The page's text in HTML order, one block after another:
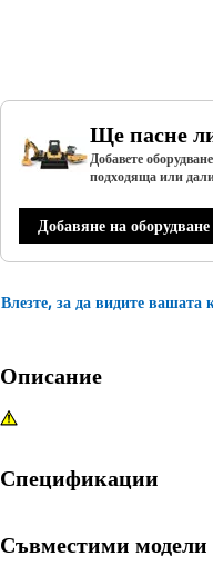
Ще пасне
Добавете
подходяща или
Добавяне на оборудване
Влезте, за да видите вашата
Описание
Спецификации
Съвместими модели